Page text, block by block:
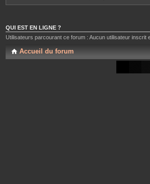
QUI EST EN LIGNE ?
Utilisateurs parcourant ce forum : Aucun utilisateur inscrit
Accueil du forum